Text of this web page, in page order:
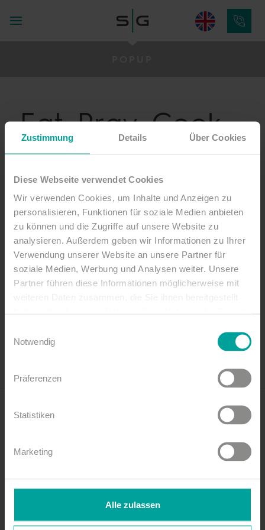
Zustimmung Details Über Cookies
Diese Webseite verwendet Cookies
Wir verwenden Cookies, um Inhalte und Anzeigen zu
personalisieren, Funktionen für soziale Medien anbieten
zu können und die Zugriffe auf unsere Website zu
analysieren. Außerdem geben wir Informationen zu Ihrer
Verwendung unserer Website an unsere Partner für
soziale Medien, Werbung und Analysen weiter. Unsere
Partner führen diese Informationen möglicherweise mit
Notwendig
Präferenzen
Statistiken
Marketing
Alle zulassen
Eat, Pray, Cook
geht in die
zweite Runde!
Charity-Dinner mit Live-Cooking und Live-Musik
in der Kirche von St. Peter-Ording – am 31.
Oktober 2026.
Mehr dazu
Datenschutz